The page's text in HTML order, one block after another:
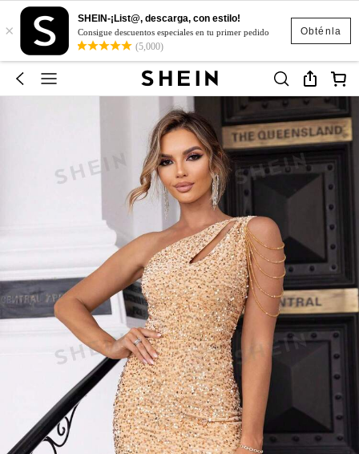
Obténla
×
SHEIN-¡List@, descarga, con estilo!
Consigue descuentos especiales en tu primer pedido
(5,000)